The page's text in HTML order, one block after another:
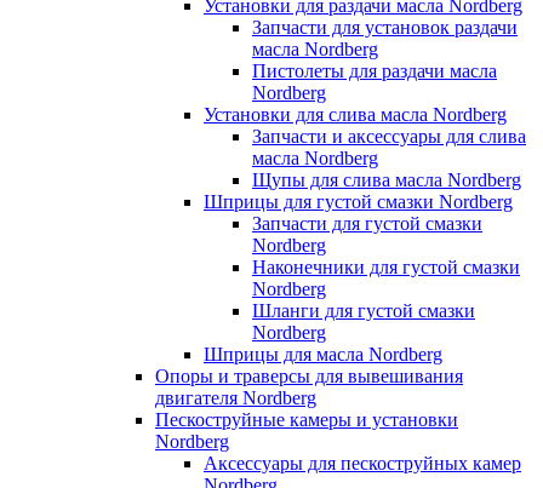
Установки для раздачи масла Nordberg
Запчасти для установок раздачи
масла Nordberg
Пистолеты для раздачи масла
Nordberg
Установки для слива масла Nordberg
Запчасти и аксессуары для слива
масла Nordberg
Щупы для слива масла Nordberg
Шприцы для густой смазки Nordberg
Запчасти для густой смазки
Nordberg
Наконечники для густой смазки
Nordberg
Шланги для густой смазки
Nordberg
Шприцы для масла Nordberg
Опоры и траверсы для вывешивания
двигателя Nordberg
Пескоструйные камеры и установки
Nordberg
Аксессуары для пескоструйных камер